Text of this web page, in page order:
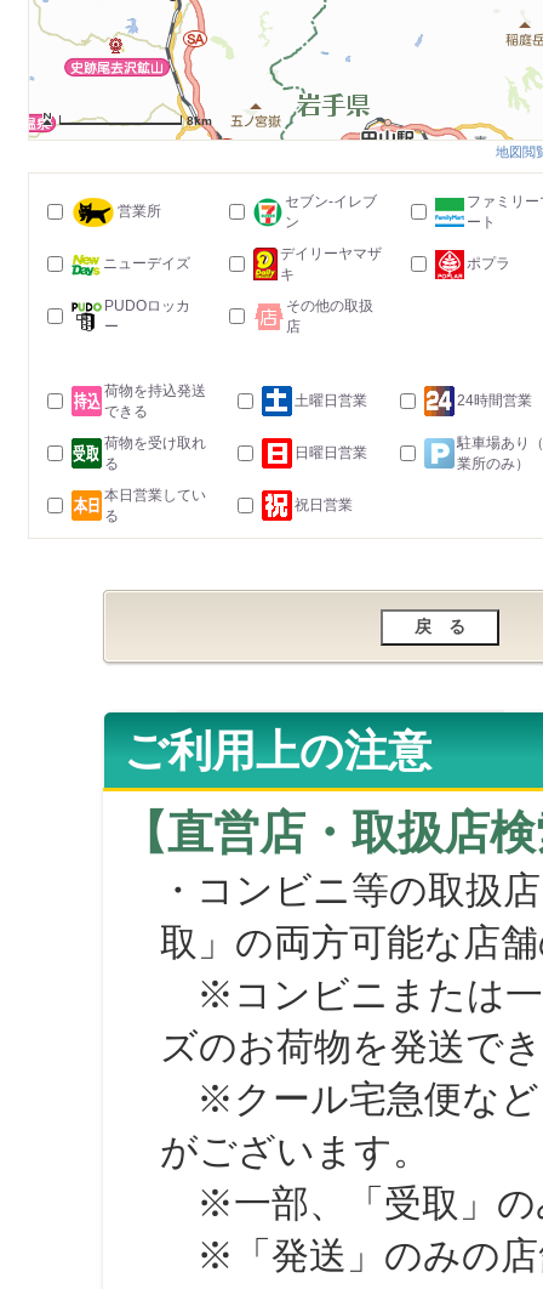
8km
地図閲
営業所
セブン-イレブ
ン
ファミリー
ート
ニューデイズ
デイリーヤマザ
キ
ポプラ
PUDOロッカ
ー
その他の取扱
店
荷物を持込発送
できる
土曜日営業 24時間営業
荷物を受け取れ
る
日曜日営業
駐車場あり
業所のみ）
本日営業してい
る
祝日営業
ご利用上の注意
【直営店・取扱店
・コンビニ等の取扱
取」の両方可能な店
※コンビニまたは一
ズのお荷物を発送で
※クール宅急便など
がございます。
※一部、「受取」の
※「発送」のみの店